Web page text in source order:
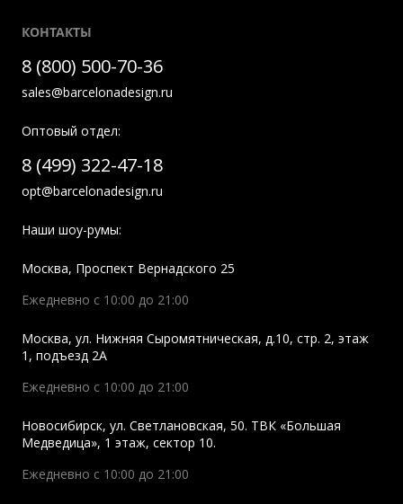
КОНТАКТЫ
8 (800) 500-70-36
sales@barcelonadesign.ru
Оптовый отдел:
8 (499) 322-47-18
opt@barcelonadesign.ru
Наши шоу-румы:
Москва, Проспект Вернадского 25
Ежедневно с 10:00 до 21:00
Москва, ул. Нижняя Сыромятническая, д.10, стр. 2, этаж
1, подъезд 2A
Ежедневно с 10:00 до 21:00
Новосибирск, ул. Светлановская, 50. ТВК «Большая
Медведица», 1 этаж, сектор 10.
Ежедневно с 10:00 до 21:00